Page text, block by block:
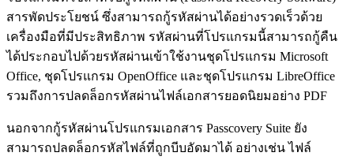
สารพัดประโยชน์ ซึ่งสามารถกู้รหัสผ่านได้อย่างรวดเร็วด้วย
เครื่องมือที่มีประสิทธิภาพ รหัสผ่านที่โปรแกรมนี้สามารถกู้คืน
ได้ประกอบไปด้วยรหัสผ่านเข้าใช้งานชุดโปรแกรม Microsoft
Office, ชุดโปรแกรม OpenOffice และชุดโปรแกรม LibreOffice
รวมถึงการปลดล็อกรหัสผ่านไฟล์เอกสารยอดนิยมอย่าง PDF
นอกจากกู้รหัสผ่านโปรแกรมเอกสาร Passcovery Suite ยัง
สามารถปลดล็อกรหัสไฟล์ที่ถูกบีบอัดมาได้ อย่างเช่น ไฟล์